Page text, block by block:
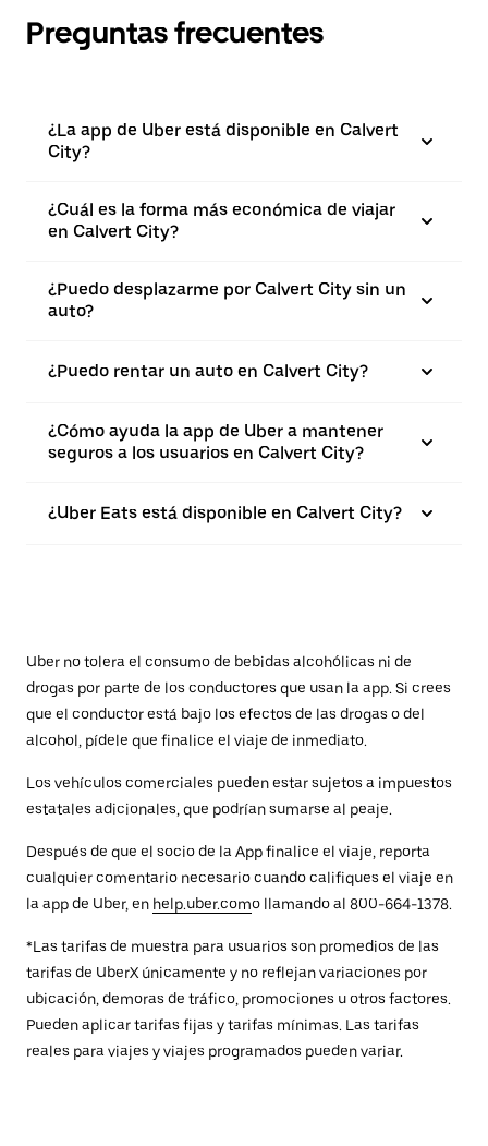
Preguntas frecuentes
¿La app de Uber está disponible en Calvert
City?
¿Cuál es la forma más económica de viajar
en Calvert City?
¿Puedo desplazarme por Calvert City sin un
auto?
¿Puedo rentar un auto en Calvert City?
¿Cómo ayuda la app de Uber a mantener
seguros a los usuarios en Calvert City?
¿Uber Eats está disponible en Calvert City?
Uber no tolera el consumo de bebidas alcohólicas ni de
drogas por parte de los conductores que usan la app. Si crees
que el conductor está bajo los efectos de las drogas o del
alcohol, pídele que finalice el viaje de inmediato.
Los vehículos comerciales pueden estar sujetos a impuestos
estatales adicionales, que podrían sumarse al peaje.
Después de que el socio de la App finalice el viaje, reporta
cualquier comentario necesario cuando califiques el viaje en
la app de Uber, en help.uber.como llamando al 800-664-1378.
*Las tarifas de muestra para usuarios son promedios de las
tarifas de UberX únicamente y no reflejan variaciones por
ubicación, demoras de tráfico, promociones u otros factores.
Pueden aplicar tarifas fijas y tarifas mínimas. Las tarifas
reales para viajes y viajes programados pueden variar.